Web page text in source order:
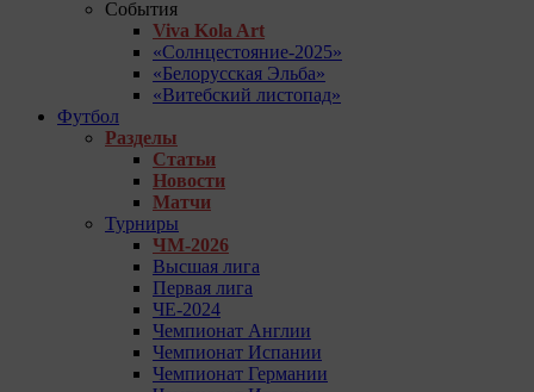
События
Viva Kola Art
«Солнцестояние-2025»
«Белорусская Эльба»
«Витебский листопад»
Футбол
Разделы
Статьи
Новости
Матчи
Турниры
ЧМ-2026
Высшая лига
Первая лига
ЧЕ-2024
Чемпионат Англии
Чемпионат Испании
Чемпионат Германии